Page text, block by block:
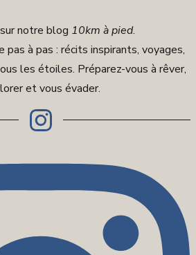
notre blog 10km à pied.
pas à pas : récits inspirants, voyages,
les étoiles. Préparez-vous à rêver,
et vous évader.